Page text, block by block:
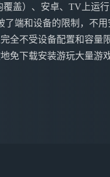
覆盖）、安卓、TV上运
端和设备的限制，不用
全不受设备配置和容量
免下载安装游玩大量游戏